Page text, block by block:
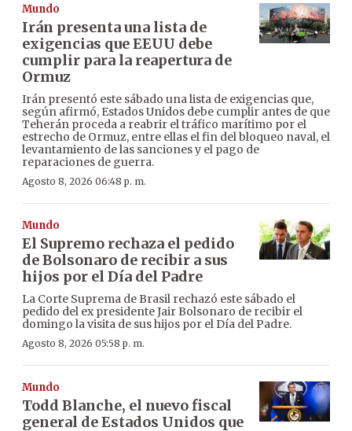
Mundo
Irán presenta una lista de
exigencias que EEUU debe
cumplir para la reapertura de
Ormuz
Irán presentó este sábado una lista de exigencias que,
según afirmó, Estados Unidos debe cumplir antes de que
Teherán proceda a reabrir el tráfico marítimo por el
estrecho de Ormuz, entre ellas el fin del bloqueo naval, el
levantamiento de las sanciones y el pago de
reparaciones de guerra.
Agosto 8, 2026 06:48 p. m.
Mundo
El Supremo rechaza el pedido
de Bolsonaro de recibir a sus
hijos por el Día del Padre
La Corte Suprema de Brasil rechazó este sábado el
pedido del ex presidente Jair Bolsonaro de recibir el
domingo la visita de sus hijos por el Día del Padre.
Agosto 8, 2026 05:58 p. m.
Mundo
Todd Blanche, el nuevo fiscal
general de Estados Unidos que